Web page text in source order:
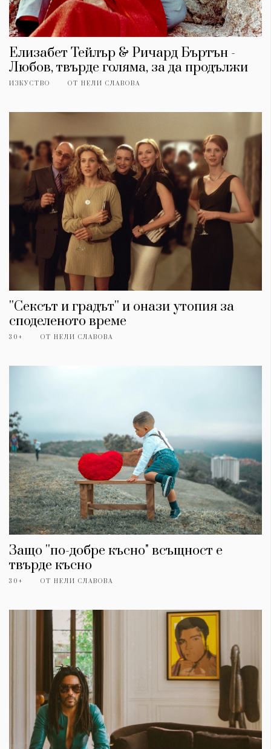
Елизабет Тейлър & Ричард Бъртън -
Любов, твърде голяма, за да продължи
ИЗКУСТВО ОТ НЕЛИ СЛАВОВА
''Сексът и градът'' и онази утопия за
споделеното време
30+ ОТ НЕЛИ СЛАВОВА
Защо ''по-добре късно" всъщност е
твърде късно
30+ ОТ НЕЛИ СЛАВОВА